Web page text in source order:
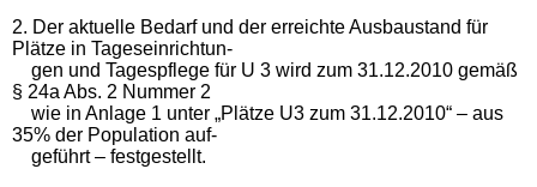
2. Der aktuelle Bedarf und der erreichte Ausbaustand für
Plätze in Tageseinrichtun-
gen und Tagespflege für U 3 wird zum 31.12.2010 gemäß
§ 24a Abs. 2 Nummer 2
wie in Anlage 1 unter „Plätze U3 zum 31.12.2010“ – aus
35% der Population auf-
geführt – festgestellt.